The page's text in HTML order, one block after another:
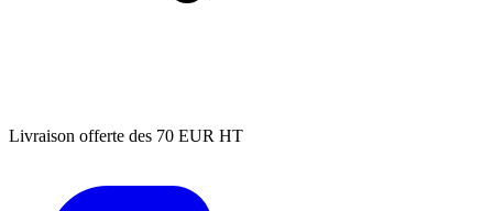
Livraison offerte des 70 EUR HT